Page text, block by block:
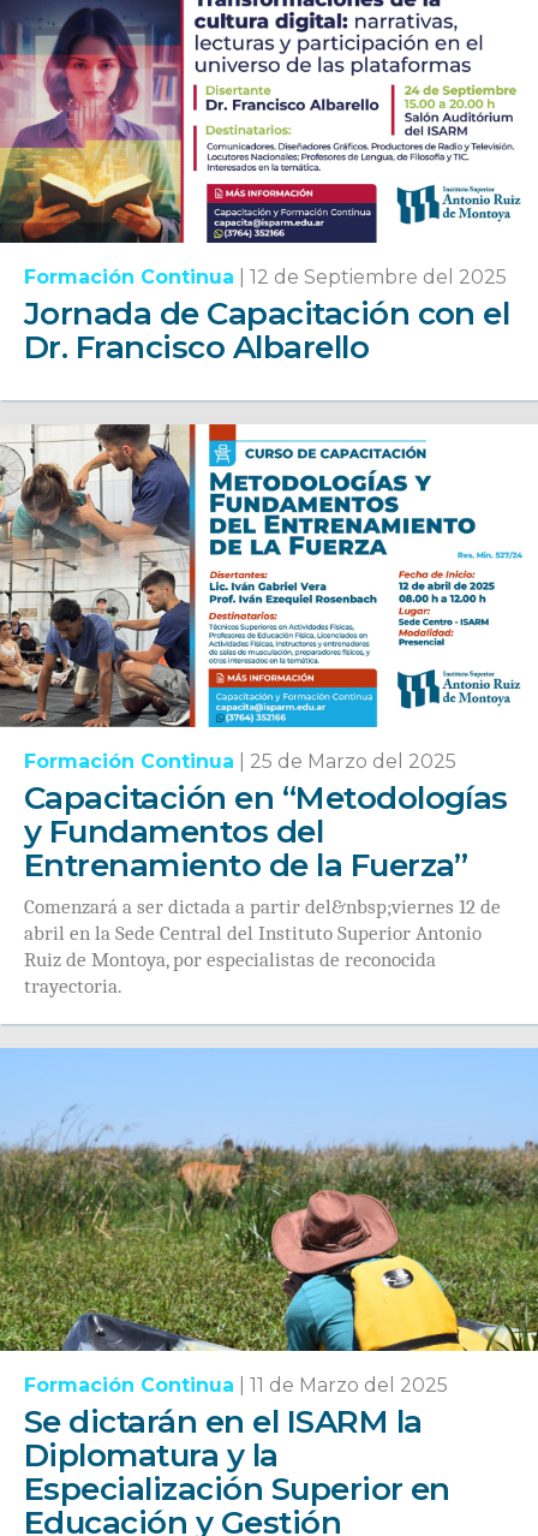
Formación Continua 12 de Septiembre del 2025
Jornada de Capacitación con el
Dr. Francisco Albarello
Formación Continua 25 de Marzo del 2025
Capacitación en “Metodologías
y Fundamentos del
Entrenamiento de la Fuerza”
Comenzará a ser dictada a partir del&nbsp;viernes 12 de
abril en la Sede Central del Instituto Superior Antonio
Ruiz de Montoya, por especialistas de reconocida
trayectoria.
Formación Continua 11 de Marzo del 2025
Se dictarán en el ISARM la
Diplomatura y la
Especialización Superior en
Educación y Gestión